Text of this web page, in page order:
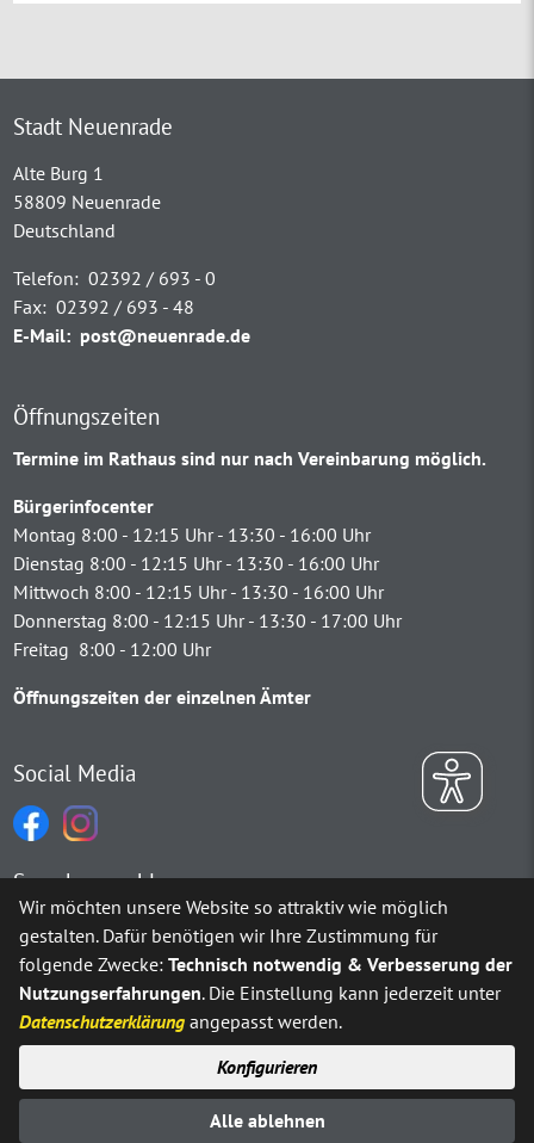
Stadt Neuenrade
Alte Burg 1
58809 Neuenrade
Deutschland
Telefon: 02392 / 693 - 0
Fax: 02392 / 693 - 48
E-Mail: post@neuenrade.de
Öffnungszeiten
Termine im Rathaus sind nur nach Vereinbarung möglich.
Bürgerinfocenter
Montag 8:00 - 12:15 Uhr - 13:30 - 16:00 Uhr
Dienstag 8:00 - 12:15 Uhr - 13:30 - 16:00 Uhr
Mittwoch 8:00 - 12:15 Uhr - 13:30 - 16:00 Uhr
Donnerstag 8:00 - 12:15 Uhr - 13:30 - 17:00 Uhr
Freitag 8:00 - 12:00 Uhr
Öffnungszeiten der einzelnen Ämter
Social Media
Sprachauswahl
Möchten Sie vonGoogle Translate bereitgestellte externe
Ja Immer
Impressum Datenschutz
Wir möchten unsere Website so attraktiv wie möglich
gestalten. Dafür benötigen wir Ihre Zustimmung für
folgende Zwecke:Technisch notwendig & Verbesserung der
Nutzungserfahrungen. Die Einstellung kann jederzeit unter
Datenschutzerklärung angepasst werden.
Konfigurieren
Alle ablehnen